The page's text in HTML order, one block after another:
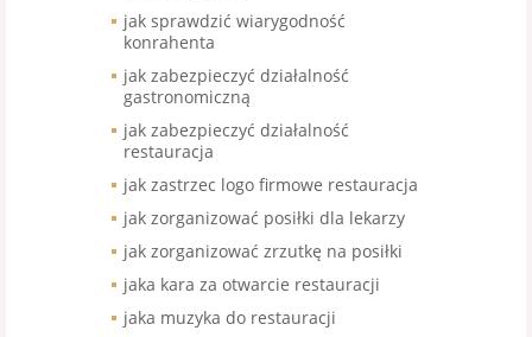
jak sprawdzić wiarygodność
konrahenta
jak zabezpieczyć działalność
gastronomiczną
jak zabezpieczyć działalność
restauracja
jak zastrzec logo firmowe restauracja
jak zorganizować posiłki dla lekarzy
jak zorganizować zrzutkę na posiłki
jaka kara za otwarcie restauracji
jaka muzyka do restauracji